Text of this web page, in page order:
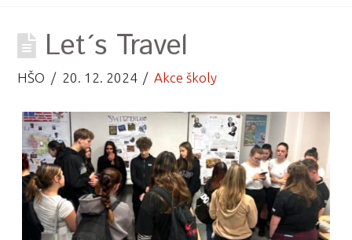
Let´s Travel
HŠO 20. 12. 2024 Akce školy